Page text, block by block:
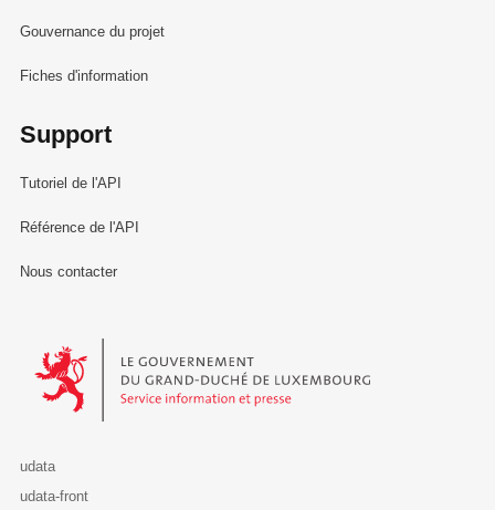
Gouvernance du projet
Fiches d'information
Support
Tutoriel de l'API
Référence de l'API
Nous contacter
Le Gouvernement du Grand-Duché de Luxembourg - Service
udata
udata-front